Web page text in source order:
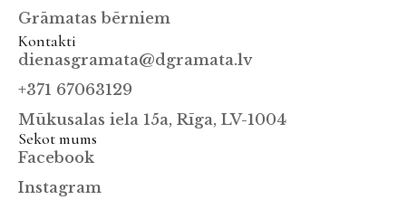
Grāmatas bērniem
Kontakti
dienasgramata@dgramata.lv
+371 67063129
Mūkusalas iela 15a, Rīga, LV-1004
Sekot mums
Facebook
Instagram